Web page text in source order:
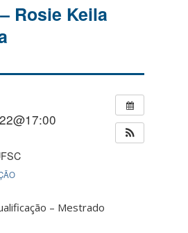
Rosie Keila
– Mestrado